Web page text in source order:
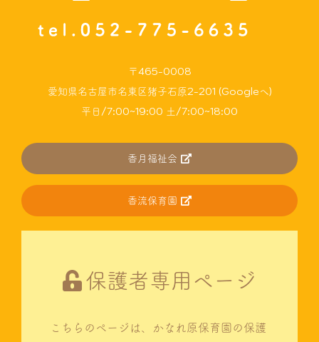
〒465-0008
愛知県名古屋市名東区猪子石原2-201 (Googleへ)
平日/7:00~19:00 土/7:00~18:00
香月福祉会
香流保育園
保護者専用ページ
こちらのページは、かなれ原保育園の保護